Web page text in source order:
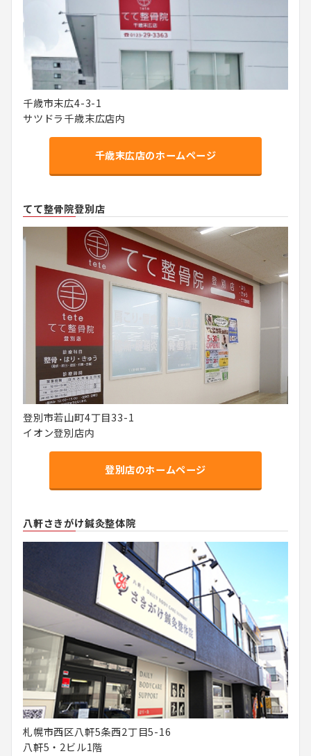
千歳市末広4-3-1
サツドラ千歳末広店内
千歳末広店のホームページ
てて整骨院登別店
登別市若山町4丁目33-1
イオン登別店内
登別店のホームページ
八軒さきがけ鍼灸整体院
札幌市西区八軒5条西2丁目5-16
八軒5・2ビル1階